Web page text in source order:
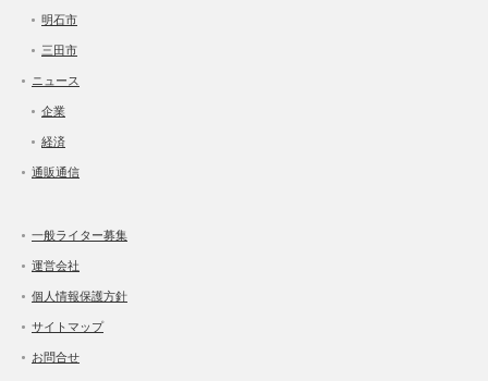
明石市
三田市
ニュース
企業
経済
通販通信
一般ライター募集
運営会社
個人情報保護方針
サイトマップ
お問合せ